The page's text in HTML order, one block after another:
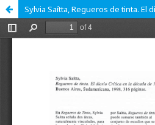
Sylvia Saítta, Regueros de tinta. El